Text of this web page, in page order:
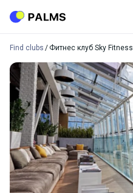
Find clubs Фитнес клуб Sky Fitness